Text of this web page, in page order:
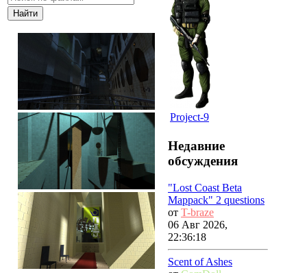
Project-9
Недавние
обсуждения
"Lost Coast Beta
Mappack" 2 questions
от T-braze
06 Авг 2026,
22:36:18
Scent of Ashes